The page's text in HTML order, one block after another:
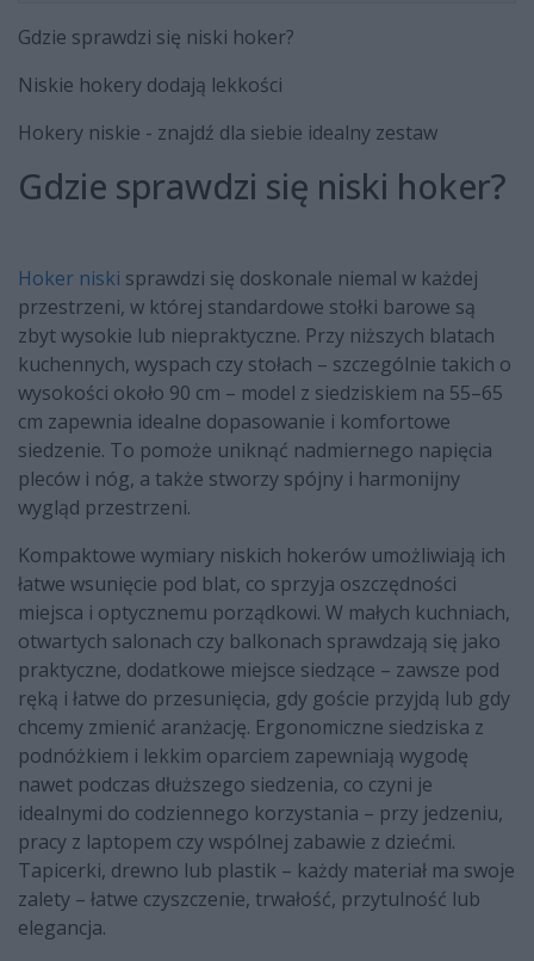
Gdzie sprawdzi się niski hoker?
Niskie hokery dodają lekkości
Hokery niskie - znajdź dla siebie idealny zestaw
Gdzie sprawdzi się niski hoker?
Hoker niski sprawdzi się doskonale niemal w każdej
przestrzeni, w której standardowe stołki barowe są
zbyt wysokie lub niepraktyczne. Przy niższych blatach
kuchennych, wyspach czy stołach – szczególnie takich o
wysokości około 90 cm – model z siedziskiem na 55–65
cm zapewnia idealne dopasowanie i komfortowe
siedzenie. To pomoże uniknąć nadmiernego napięcia
pleców i nóg, a także stworzy spójny i harmonijny
wygląd przestrzeni.
Kompaktowe wymiary niskich hokerów umożliwiają ich
łatwe wsunięcie pod blat, co sprzyja oszczędności
miejsca i optycznemu porządkowi. W małych kuchniach,
otwartych salonach czy balkonach sprawdzają się jako
praktyczne, dodatkowe miejsce siedzące – zawsze pod
ręką i łatwe do przesunięcia, gdy goście przyjdą lub gdy
chcemy zmienić aranżację. Ergonomiczne siedziska z
podnóżkiem i lekkim oparciem zapewniają wygodę
nawet podczas dłuższego siedzenia, co czyni je
idealnymi do codziennego korzystania – przy jedzeniu,
pracy z laptopem czy wspólnej zabawie z dziećmi.
Tapicerki, drewno lub plastik – każdy materiał ma swoje
zalety – łatwe czyszczenie, trwałość, przytulność lub
elegancja.